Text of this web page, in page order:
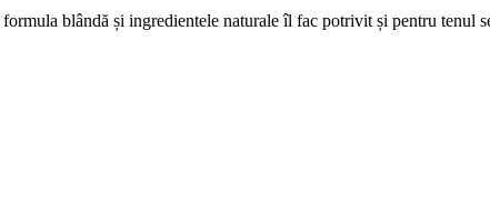
blândă și ingredientele naturale îl fac potrivit și pentru tenul